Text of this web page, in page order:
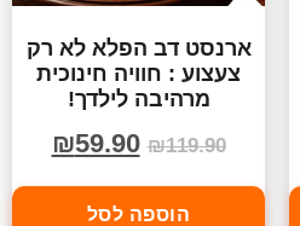
ארנסט דב הפלא לא רק
צעצוע : חוויה חינוכית
מרהיבה לילדך!
₪119.90
₪59.90
הוספה לסל